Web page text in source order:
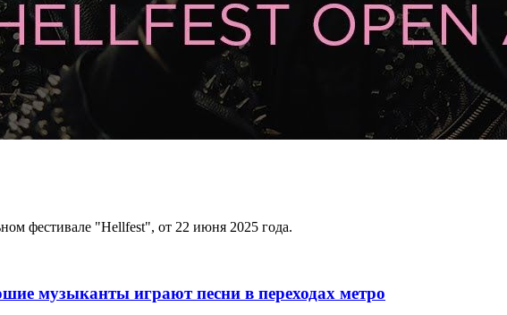
фестивале "Hellfest", от 22 июня 2025 года.
музыканты играют песни в переходах метро